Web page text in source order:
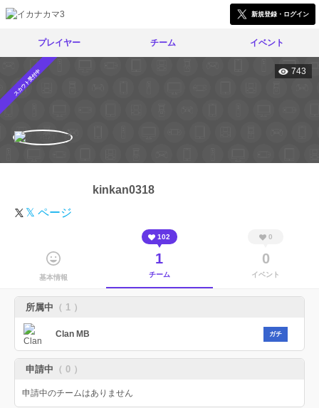
新規登録・ログイン
プレイヤー チーム イベント
スカウト受付中 743
kinkan0318
𝕏 ページ
基本情報
102
1
チーム
0
0
イベント
所属中 （ 1 ）
Clan MB ガチ
申請中 （ 0 ）
申請中のチームはありません